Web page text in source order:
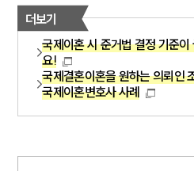
더보기
국제이혼 시 준거법 결정 기준
요!
국제결혼이혼을 원하는 의뢰인
국제이혼변호사 사례